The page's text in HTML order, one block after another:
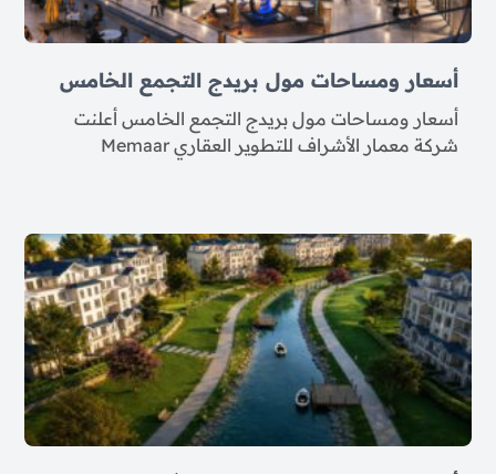
أسعار ومساحات مول بريدج التجمع الخامس
أسعار ومساحات مول بريدج التجمع الخامس أعلنت
شركة معمار الأشراف للتطوير العقاري Memaar